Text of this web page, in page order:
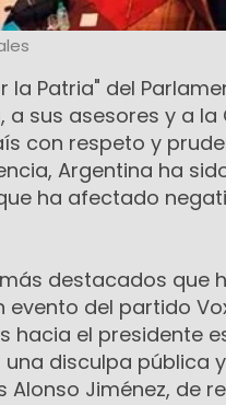
la Patria" del
a sus asesores y a
con respeto y
Argentina ha
ha afectado
destacados que
evento del partido
hacia el presidente
una disculpa pública
Alonso Jiménez, de